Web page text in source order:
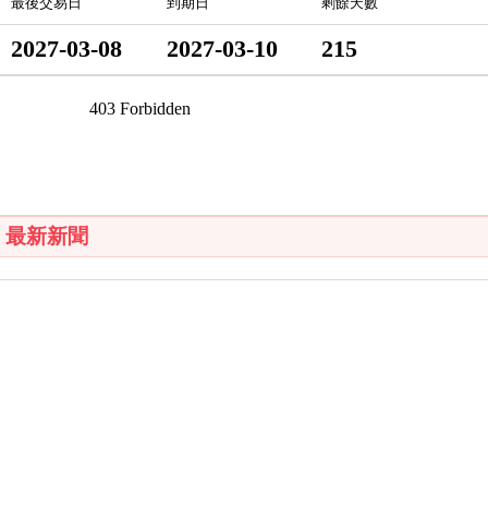
2027-03-08 2027-03-10 215
最新新聞